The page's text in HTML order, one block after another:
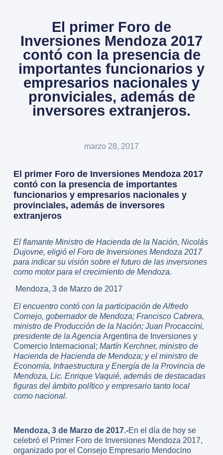
El primer Foro de
Inversiones Mendoza 2017
contó con la presencia de
importantes funcionarios y
empresarios nacionales y
pronviciales, además de
inversores extranjeros.
marzo 28, 2017
El primer Foro de Inversiones Mendoza 2017
contó con la presencia de importantes
funcionarios y empresarios nacionales y
provinciales, además de inversores
extranjeros
El flamante Ministro de Hacienda de la Nación, Nicolás
Dujovne, eligió el Foro de Inversiones Mendoza 2017
para indicar su visión sobre el futuro de las inversiones
como motor para el crecimiento de Mendoza.
Mendoza, 3 de Marzo de 2017
El encuentro contó con la participación de Alfredo
Cornejo, gobernador de Mendoza; Francisco Cabrera,
ministro de Producción de la Nación; Juan Procaccini,
presidente de la Agencia Argentina de Inversiones y
Comercio Internacional; Martín Kerchner, ministro de
Hacienda de Hacienda de Mendoza; y el ministro de
Economía, Infraestructura y Energía de la Provincia de
Mendoza, Lic. Enrique Vaquié, además de destacadas
figuras del ámbito político y empresario tanto local
como nacional.
Mendoza, 3 de Marzo de 2017.-En el día de hoy se
celebró el Primer Foro de Inversiones Mendoza 2017,
organizado por el Consejo Empresario Mendocino